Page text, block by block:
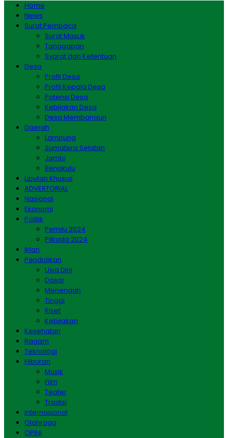
Home
News
Surat Pembaca
Surat Masuk
Tanggapan
Syarat dan Ketentuan
Desa
Profil Desa
Profil Kepala Desa
Potensi Desa
Kebijakan Desa
Desa Membangun
Daerah
Lampung
Sumatera Selatan
Jambi
Bengkulu
Liputan Khusus
ADVERTORIAL
Nasional
Ekonomi
Politik
Pemilu 2024
Pilkada 2024
Iklan
Pendidikan
Usia Dini
Dasar
Menengah
Tinggi
Riset
Kebijakan
Kesehatan
Ragam
Teknologi
Hiburan
Musik
Film
Teater
Tradisi
Internasional
Olahraga
OPINI